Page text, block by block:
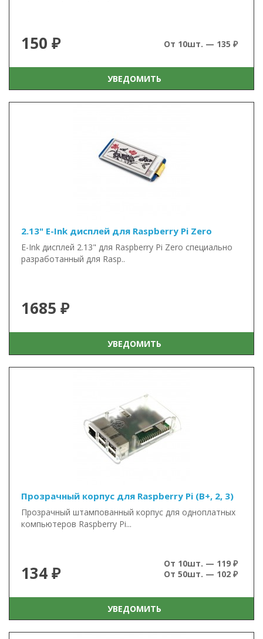
150 ₽ От 10шт. — 135 ₽
УВЕДОМИТЬ
2.13" E-Ink дисплей для Raspberry Pi Zero
E-Ink дисплей 2.13" для Raspberry Pi Zero специально
разработанный для Rasp..
1685 ₽
УВЕДОМИТЬ
Прозрачный корпус для Raspberry Pi (B+, 2, 3)
Прозрачный штампованный корпус для одноплатных
компьютеров Raspberry Pi...
134 ₽
От 10шт. — 119 ₽
От 50шт. — 102 ₽
УВЕДОМИТЬ